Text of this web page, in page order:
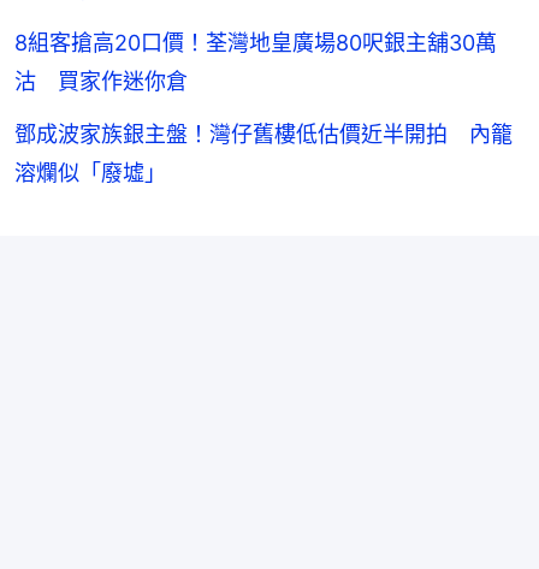
8組客搶高20口價！荃灣地皇廣場80呎銀主舖30萬
沽 買家作迷你倉
鄧成波家族銀主盤！灣仔舊樓低估價近半開拍 內籠
溶爛似「廢墟」